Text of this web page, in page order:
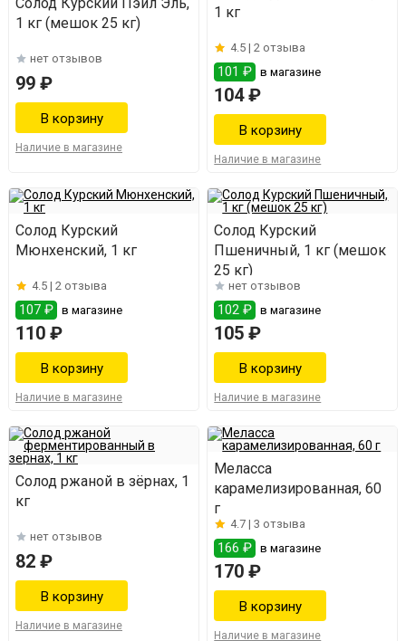
1 кг (мешок 25 кг)
нет отзывов
99 ₽
Наличие в магазине
1 кг
4.5 |2 отзыва
101 ₽ в магазине
104 ₽
Наличие в магазине
Солод Курский
Мюнхенский, 1 кг
4.5 | 2 отзыва
107 ₽ в магазине
110 ₽
Наличие в магазине
Солод Курский
Пшеничный, 1 кг (мешок
25 кг)
нет отзывов
102 ₽ в магазине
105 ₽
Наличие в магазине
Солод ржаной в зёрнах, 1
кг
нет отзывов
82 ₽
Наличие в магазине
Меласса
карамелизированная, 60
г
4.7 |3 отзыва
166 ₽ в магазине
170 ₽
Наличие в магазине